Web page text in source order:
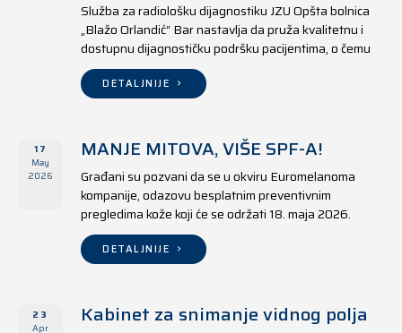
Služba za radiološku dijagnostiku JZU Opšta bolnica
„Blažo Orlandić“ Bar nastavlja da pruža kvalitetnu i
dostupnu dijagnostičku podršku pacijentima, o čemu
svjedoče i rezultati ostvareni u periodu od 1. januara
do 17. juna 2026. godine.
DETALJNIJE
17
May
2026
MANJE MITOVA, VIŠE SPF-A!
Građani su pozvani da se u okviru Euromelanoma
kompanije, odazovu besplatnim preventivnim
pregledima kože koji će se održati 18. maja 2026.
godine u jedanaest opština širom Crne Gore, kako u
državnim tako i u privatnim zdravstvenim ustanovama.
DETALJNIJE
23
Apr
Kabinet za snimanje vidnog polja